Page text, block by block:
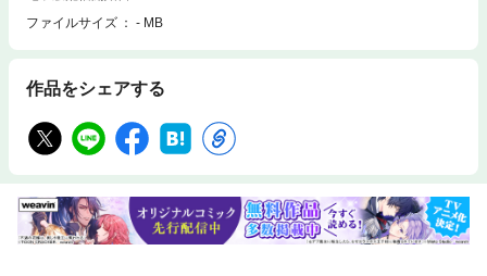
ファイルサイズ
- MB
作品をシェアする